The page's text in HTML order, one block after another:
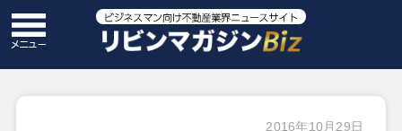
2016年10月29日